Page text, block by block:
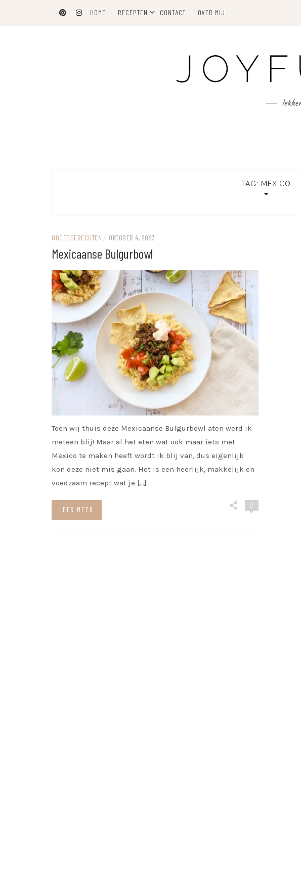
HOME RECEPTEN CONTACT OVER MIJ
TAG: MEXICO
HOOFDGERECHTEN / OKTOBER 4, 2023
Mexicaanse Bulgurbowl
Toen wij thuis deze Mexicaanse Bulgurbowl aten werd ik
meteen blij! Maar al het eten wat ook maar iets met
Mexico te maken heeft wordt ik blij van, dus eigenlijk
kon deze niet mis gaan. Het is een heerlijk, makkelijk en
voedzaam recept wat je […]
LEES MEER
0